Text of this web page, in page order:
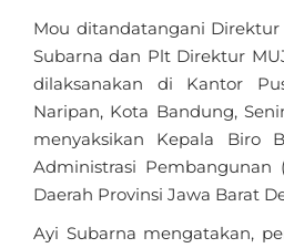
Mou ditandatangani
Subarna dan Plt Direktur
dilaksanakan di Kantor
Naripan, Kota Bandung,
menyaksikan Kepala Biro
Administrasi Pembangunan
Daerah Provinsi Jawa Barat
Ayi Subarna mengatakan,